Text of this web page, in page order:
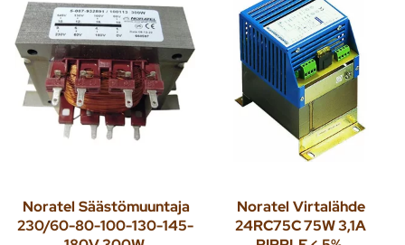
Noratel Säästömuuntaja
230/60-80-100-130-145-
Noratel Virtalähde
24RC75C 75W 3,1A